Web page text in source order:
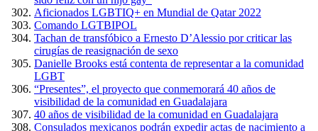
Aficionados LGBTIQ+ en Mundial de Qatar 2022
Comando LGTBIPOL
Tachan de transfóbico a Ernesto D’Alessio por criticar las
cirugías de reasignación de sexo
Danielle Brooks está contenta de representar a la comunidad
LGBT
“Presentes”, el proyecto que conmemorará 40 años de
visibilidad de la comunidad en Guadalajara
40 años de visibilidad de la comunidad en Guadalajara
Consulados mexicanos podrán expedir actas de nacimiento a